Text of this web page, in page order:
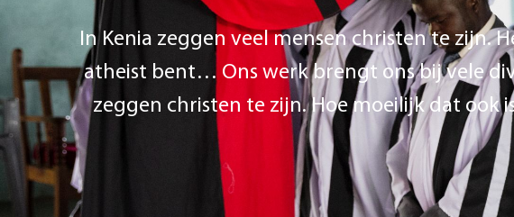
In Kenia zeggen veel mensen christen te zijn.
atheist bent… Ons werk brengt ons bij vele
zeggen christen te zijn. Hoe moeilijk dat ook